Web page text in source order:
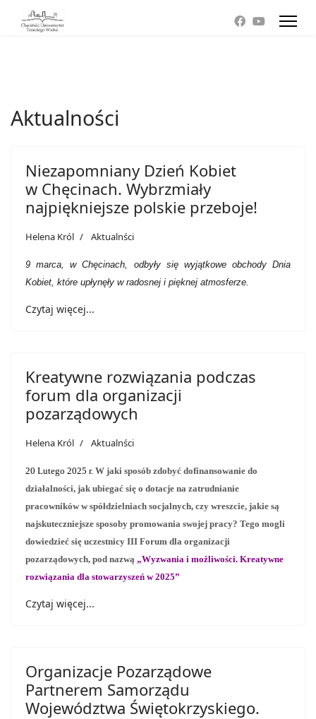
Aktualności
Niezapomniany Dzień Kobiet
w Chęcinach. Wybrzmiały
najpiękniejsze polskie przeboje!
Helena Król Aktualnści
9 marca, w Chęcinach, odbyły się wyjątkowe obchody Dnia
Kobiet, które upłynęły w radosnej i pięknej atmosferze.
Czytaj więcej...
Kreatywne rozwiązania podczas
forum dla organizacji
pozarządowych
Helena Król Aktualnści
20 Lutego 2025 r. W jaki sposób zdobyć dofinansowanie do
działalności, jak ubiegać się o dotacje na zatrudnianie
pracowników w spółdzielniach socjalnych, czy wreszcie, jakie są
najskuteczniejsze sposoby promowania swojej pracy? Tego mogli
dowiedzieć się uczestnicy III Forum dla organizacji
pozarządowych, pod nazwą „Wyzwania i możliwości. Kreatywne
rozwiązania dla stowarzyszeń w 2025”
Czytaj więcej...
Organizacje Pozarządowe
Partnerem Samorządu
Województwa Świętokrzyskiego.